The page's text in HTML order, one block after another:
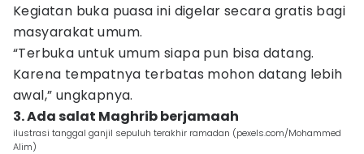
Kegiatan buka puasa ini digelar secara gratis bagi
masyarakat umum.
“Terbuka untuk umum siapa pun bisa datang.
Karena tempatnya terbatas mohon datang lebih
awal,” ungkapnya.
3. Ada salat Maghrib berjamaah
ilustrasi tanggal ganjil sepuluh terakhir ramadan (pexels.com/Mohammed
Alim)